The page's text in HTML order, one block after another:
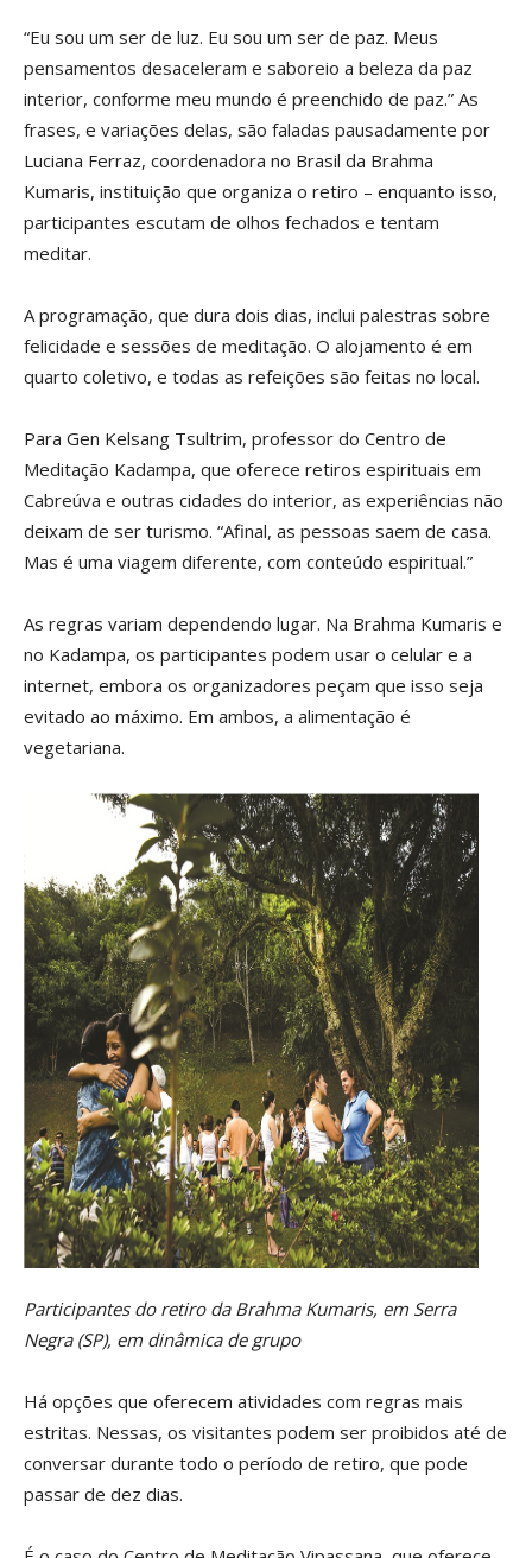
“Eu sou um ser de luz. Eu sou um ser de paz. Meus
pensamentos desaceleram e saboreio a beleza da paz
interior, conforme meu mundo é preenchido de paz.” As
frases, e variações delas, são faladas pausadamente por
Luciana Ferraz, coordenadora no Brasil da Brahma
Kumaris, instituição que organiza o retiro – enquanto isso,
participantes escutam de olhos fechados e tentam
meditar.
A programação, que dura dois dias, inclui palestras sobre
felicidade e sessões de meditação. O alojamento é em
quarto coletivo, e todas as refeições são feitas no local.
Para Gen Kelsang Tsultrim, professor do Centro de
Meditação Kadampa, que oferece retiros espirituais em
Cabreúva e outras cidades do interior, as experiências não
deixam de ser turismo. “Afinal, as pessoas saem de casa.
Mas é uma viagem diferente, com conteúdo espiritual.”
As regras variam dependendo lugar. Na Brahma Kumaris e
no Kadampa, os participantes podem usar o celular e a
internet, embora os organizadores peçam que isso seja
evitado ao máximo. Em ambos, a alimentação é
vegetariana.
Participantes do retiro da Brahma Kumaris, em Serra
Negra (SP), em dinâmica de grupo
Há opções que oferecem atividades com regras mais
estritas. Nessas, os visitantes podem ser proibidos até de
conversar durante todo o período de retiro, que pode
passar de dez dias.